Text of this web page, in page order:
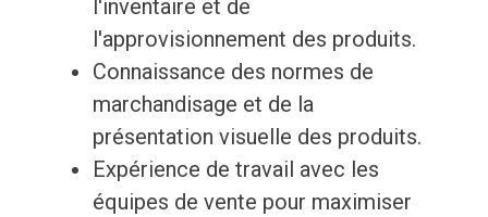
l'inventaire et de
l'approvisionnement des produits.
Connaissance des normes de
marchandisage et de la
présentation visuelle des produits.
Expérience de travail avec les
équipes de vente pour maximiser